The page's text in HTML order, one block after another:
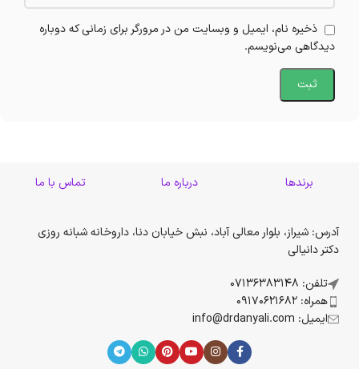
ذخیره نام، ایمیل و وبسایت من در مرورگر برای زمانی که دوباره
دیدگاهی می‌نویسم.
برندها درباره ما تماس با ما
آدرس: شیراز، بلوار معالی آباد، نبش خیابان دنا، داروخانه شبانه روزی
دکتر دانیالی
تلفن: 07136383148
همراه: 09170621682
ایمیل: info@drdanyali.com